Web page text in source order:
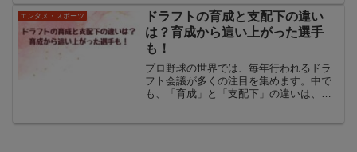
映画主題歌は発表されているのか...
エンタメ・スポーツ
ドラフトの育成と支配下の違い
は？育成から這い上がった選手
も！
プロ野球の世界では、毎年行われるドラ
フト会議が多くの注目を集めます。中で
も、「育成」と「支配下」の違いは、選